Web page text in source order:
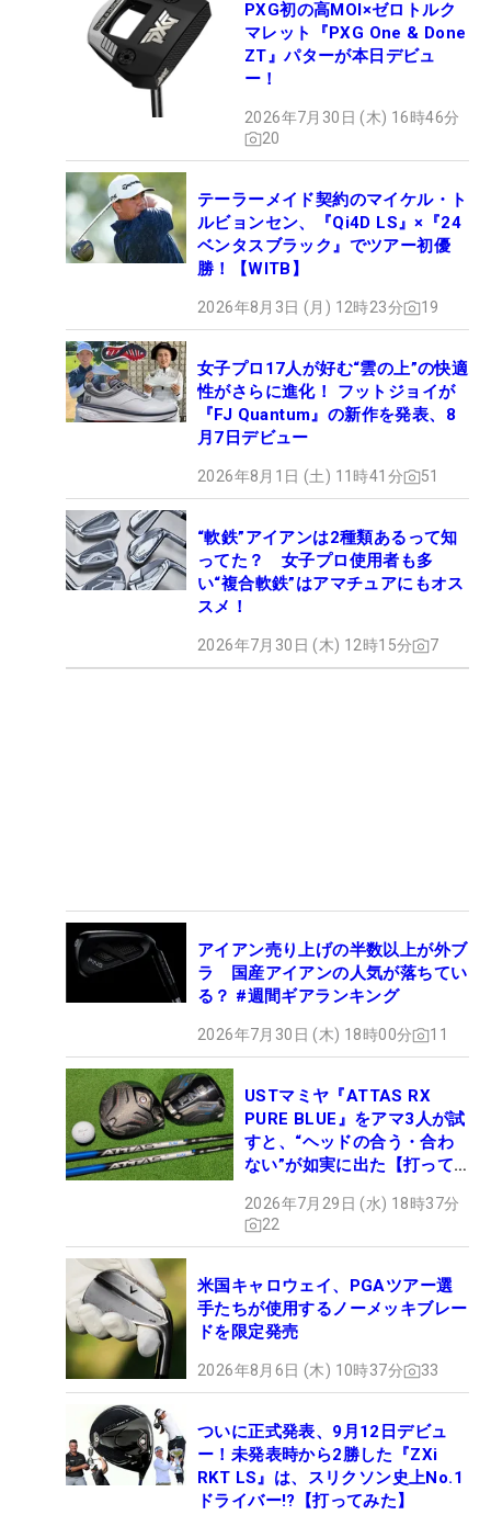
PXG初の高MOI×ゼロトルク
マレット『PXG One & Done
ZT』パターが本日デビュ
ー！
2026年7月30日 (木) 16時46分
20
テーラーメイド契約のマイケル・ト
ルビョンセン、『Qi4D LS』×『24
ベンタスブラック』でツアー初優
勝！【WITB】
2026年8月3日 (月) 12時23分 19
女子プロ17人が好む“雲の上”の快適
性がさらに進化！ フットジョイが
『FJ Quantum』の新作を発表、8
月7日デビュー
2026年8月1日 (土) 11時41分 51
“軟鉄”アイアンは2種類あるって知
ってた？ 女子プロ使用者も多
い“複合軟鉄”はアマチュアにもオス
スメ！
2026年7月30日 (木) 12時15分 7
アイアン売り上げの半数以上が外ブ
ラ 国産アイアンの人気が落ちてい
る？ #週間ギアランキング
2026年7月30日 (木) 18時00分 11
USTマミヤ『ATTAS RX
PURE BLUE』をアマ3人が試
すと、“ヘッドの合う・合わ
ない”が如実に出た【打って
2026年7月29日 (水) 18時37分
22
米国キャロウェイ、PGAツアー選
手たちが使用するノーメッキブレー
ドを限定発売
2026年8月6日 (木) 10時37分 33
ついに正式発表、9月12日デビュ
ー！未発表時から2勝した『ZXi
RKT LS』は、スリクソン史上No.1
ドライバー!?【打ってみた】